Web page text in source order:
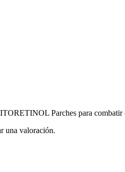
Parches para
una valoración.